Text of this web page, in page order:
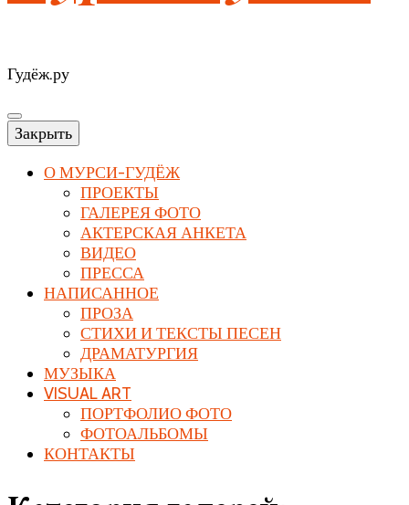
Гудёж.ру
Закрыть
О МУРСИ-ГУДЁЖ
ПРОЕКТЫ
ГАЛЕРЕЯ ФОТО
АКТЕРСКАЯ АНКЕТА
ВИДЕО
ПРЕССА
НАПИСАННОЕ
ПРОЗА
СТИХИ И ТЕКСТЫ ПЕСЕН
ДРАМАТУРГИЯ
МУЗЫКА
VISUAL ART
ПОРТФОЛИО ФОТО
ФОТОАЛЬБОМЫ
КОНТАКТЫ